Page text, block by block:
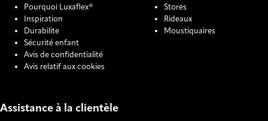
Pourquoi Luxaflex®
Inspiration
Durabilite
Sécurité enfant
Avis de confidentialité
Avis relatif aux cookies
Stores
Rideaux
Moustiquaires
Assistance à la clientèle